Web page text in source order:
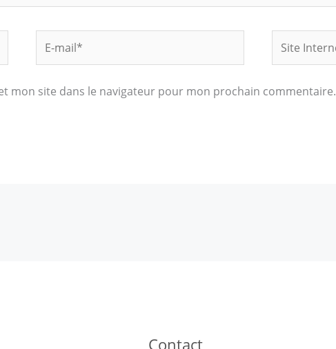
mail*
Internet
mon site dans le navigateur pour mon prochain commentaire.
Contact